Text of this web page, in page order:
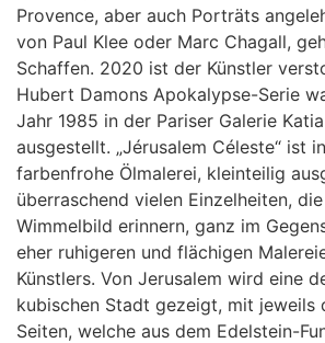
Provence, aber auch Porträts
von Paul Klee oder Marc Chagall,
Schaffen. 2020 ist der Künstler
Hubert Damons Apokalypse-Serie
Jahr 1985 in der Pariser Galerie
ausgestellt. „Jérusalem Céleste“ ist
farbenfrohe Ölmalerei, kleinteilig
überraschend vielen Einzelheiten,
Wimmelbild erinnern, ganz im
eher ruhigeren und flächigen
Künstlers. Von Jerusalem wird eine
kubischen Stadt gezeigt, mit jeweils
Seiten, welche aus dem Edelstein-